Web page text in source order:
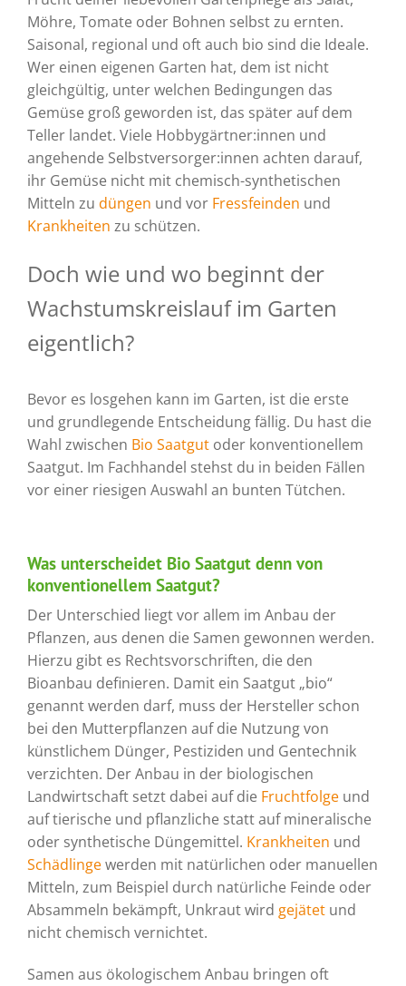
Möhre, Tomate oder Bohnen selbst zu ernten.
Saisonal, regional und oft auch bio sind die Ideale.
Wer einen eigenen Garten hat, dem ist nicht
gleichgültig, unter welchen Bedingungen das
Gemüse groß geworden ist, das später auf dem
Teller landet. Viele Hobbygärtner:innen und
angehende Selbstversorger:innen achten darauf,
ihr Gemüse nicht mit chemisch-synthetischen
Mitteln zu düngen und vor Fressfeinden und
Krankheiten zu schützen.
Doch wie und wo beginnt der
Wachstumskreislauf im Garten
eigentlich?
Bevor es losgehen kann im Garten, ist die erste
und grundlegende Entscheidung fällig. Du hast die
Wahl zwischen Bio Saatgut oder konventionellem
Saatgut. Im Fachhandel stehst du in beiden Fällen
vor einer riesigen Auswahl an bunten Tütchen.
Was unterscheidet Bio Saatgut denn von
konventionellem Saatgut?
Der Unterschied liegt vor allem im Anbau der
Pflanzen, aus denen die Samen gewonnen werden.
Hierzu gibt es Rechtsvorschriften, die den
Bioanbau definieren. Damit ein Saatgut „bio“
genannt werden darf, muss der Hersteller schon
bei den Mutterpflanzen auf die Nutzung von
künstlichem Dünger, Pestiziden und Gentechnik
verzichten. Der Anbau in der biologischen
Landwirtschaft setzt dabei auf die Fruchtfolge und
auf tierische und pflanzliche statt auf mineralische
oder synthetische Düngemittel. Krankheiten und
Schädlingewerden mit natürlichen oder manuellen
Mitteln, zum Beispiel durch natürliche Feinde oder
Absammeln bekämpft, Unkraut wird gejätet und
nicht chemisch vernichtet.
Samen aus ökologischem Anbau bringen oft